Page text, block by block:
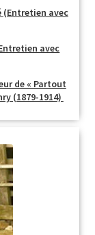
avec
avec
de « Partout
(1879-1914)